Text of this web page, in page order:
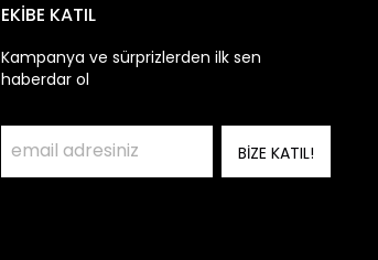
EKİBE KATIL
Kampanya ve sürprizlerden ilk sen
haberdar ol
BİZE KATIL!